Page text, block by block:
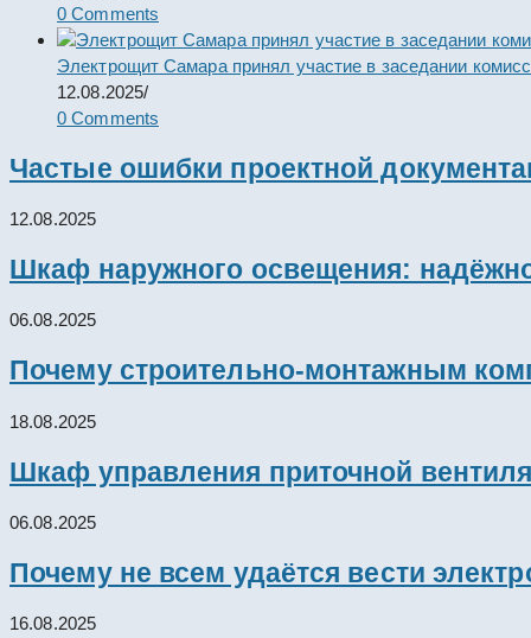
0 Comments
Электрощит Самара принял участие в заседании
12.08.2025/
0 Comments
Частые ошибки проектной
12.08.2025
Шкаф наружного освещения:
06.08.2025
Почему строительно-монтажным
18.08.2025
Шкаф управления приточной
06.08.2025
Почему не всем удаётся вести
16.08.2025